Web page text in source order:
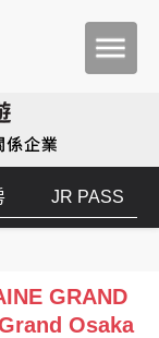
JR PASS
GRAND
Osaka